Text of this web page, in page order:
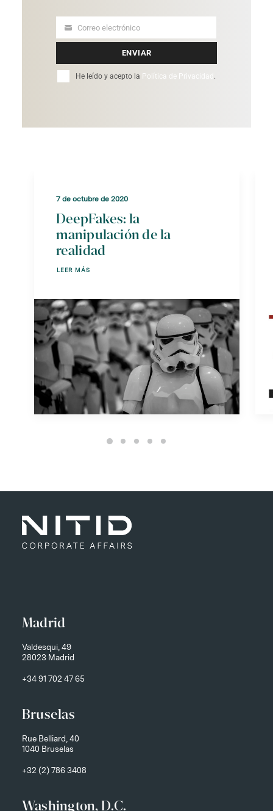
Your
Correo electrónico
ENVIAR
He leído y acepto la Política de Privacidad .
7 de octubre de 2020
DeepFakes: la
manipulación de la
realidad
LEER MÁS
Madrid
Valdesqui, 49
28023 Madrid
+34 91 702 47 65
Bruselas
Rue Belliard, 40
1040 Bruselas
+32 (2) 786 3408
Washington, D.C.